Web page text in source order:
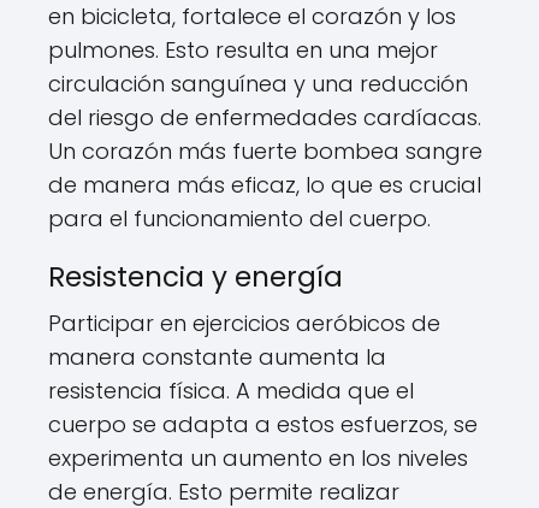
en bicicleta, fortalece el corazón y los
pulmones. Esto resulta en una mejor
circulación sanguínea y una reducción
del riesgo de enfermedades cardíacas.
Un corazón más fuerte bombea sangre
de manera más eficaz, lo que es crucial
para el funcionamiento del cuerpo.
Resistencia y energía
Participar en ejercicios aeróbicos de
manera constante aumenta la
resistencia física. A medida que el
cuerpo se adapta a estos esfuerzos, se
experimenta un aumento en los niveles
de energía. Esto permite realizar